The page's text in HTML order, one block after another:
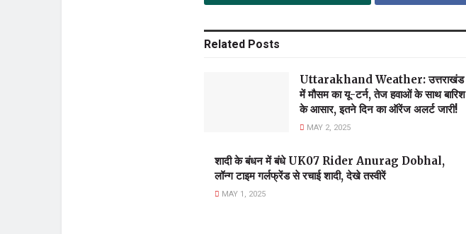
Related Posts
Uttarakhand Weather: उत्तराखंड
में मौसम का यू-टर्न, तेज हवाओं के साथ बारिश
के आसार, इतने दिन का ऑरेंज अलर्ट जारी!
MAY 2, 2025
शादी के बंधन में बंधे UK07 Rider Anurag Dobhal,
लॉन्ग टाइम गर्लफ्रेंड से रचाई शादी, देखे तस्वीरें
MAY 1, 2025